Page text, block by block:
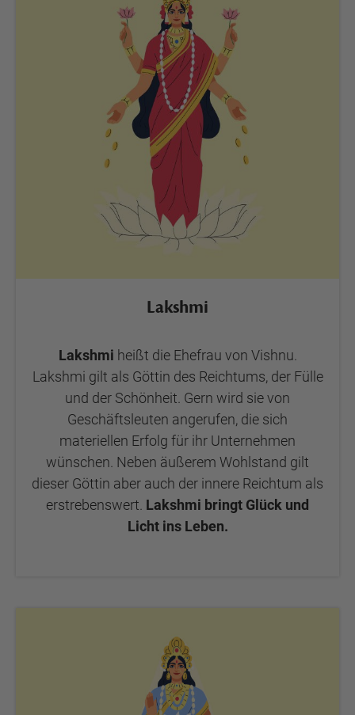
Lakshmi
Lakshmi heißt die Ehefrau von Vishnu.
Lakshmi gilt als Göttin des Reichtums, der Fülle
und der Schönheit. Gern wird sie von
Geschäftsleuten angerufen, die sich
materiellen Erfolg für ihr Unternehmen
wünschen. Neben äußerem Wohlstand gilt
dieser Göttin aber auch der innere Reichtum als
erstrebenswert. Lakshmi bringt Glück und
Licht ins Leben.